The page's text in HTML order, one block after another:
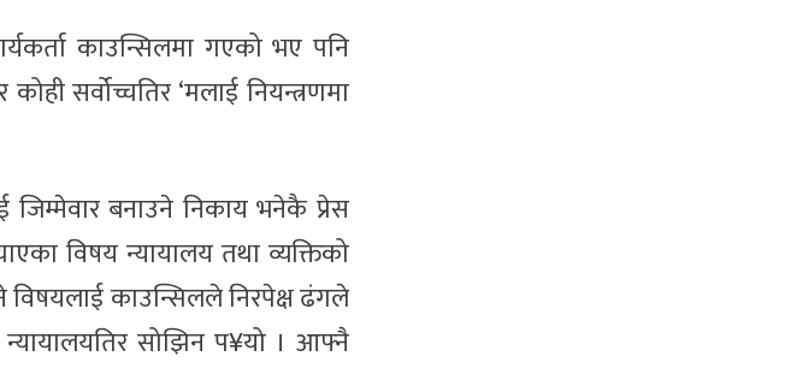
काउन्सिलमा गएको भए पनि
सर्वोच्चतिर ‘मलाई नियन्त्रणमा
जिम्मेवार बनाउने निकाय भनेकै प्रेस
विषय न्यायालय तथा व्यक्तिको
काउन्सिलले निरपेक्ष ढंगले
सोझिन प¥यो । आफ्नै